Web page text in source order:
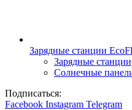
Зарядные станции
Зарядные станции
Солнечные
Подписаться:
Facebook Instagram Telegram